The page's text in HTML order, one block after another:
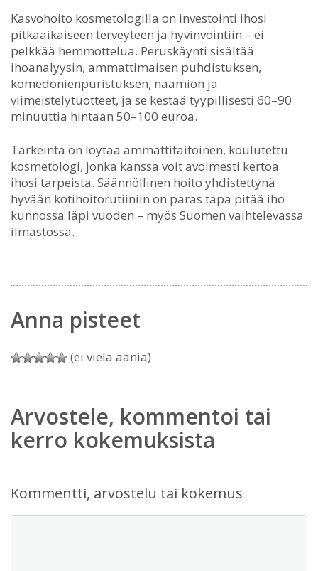
Kasvohoito kosmetologilla on investointi ihosi
pitkäaikaiseen terveyteen ja hyvinvointiin – ei
pelkkää hemmottelua. Peruskäynti sisältää
ihoanalyysin, ammattimaisen puhdistuksen,
komedonienpuristuksen, naamion ja
viimeistelytuotteet, ja se kestää tyypillisesti 60–90
minuuttia hintaan 50–100 euroa.
Tärkeintä on löytää ammattitaitoinen, koulutettu
kosmetologi, jonka kanssa voit avoimesti kertoa
ihosi tarpeista. Säännöllinen hoito yhdistettynä
hyvään kotihoitorutiiniin on paras tapa pitää iho
kunnossa läpi vuoden – myös Suomen vaihtelevassa
ilmastossa.
Anna pisteet
(ei vielä ääniä)
Arvostele, kommentoi tai
kerro kokemuksista
Kommentti, arvostelu tai kokemus